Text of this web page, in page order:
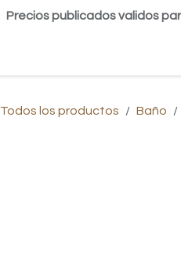
Precios publicados validos
Todos los productos Baño